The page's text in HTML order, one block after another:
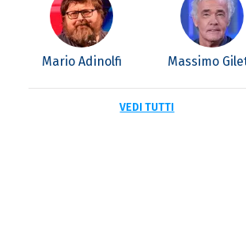
Mario Adinolfi Massimo
VEDI TUTTI